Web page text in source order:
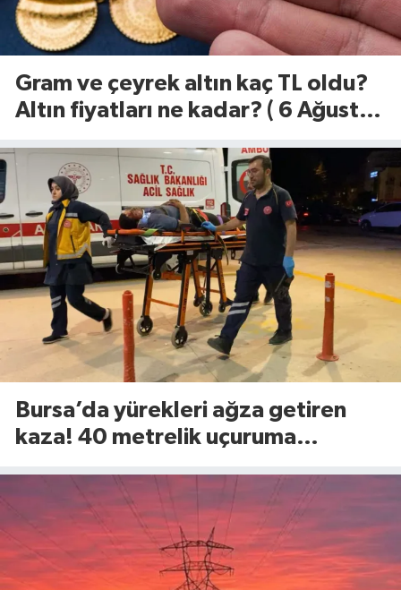
Gram ve çeyrek altın kaç TL oldu?
Altın fiyatları ne kadar? ( 6 Ağustos
Bursa’da yürekleri ağza getiren
kaza! 40 metrelik uçuruma